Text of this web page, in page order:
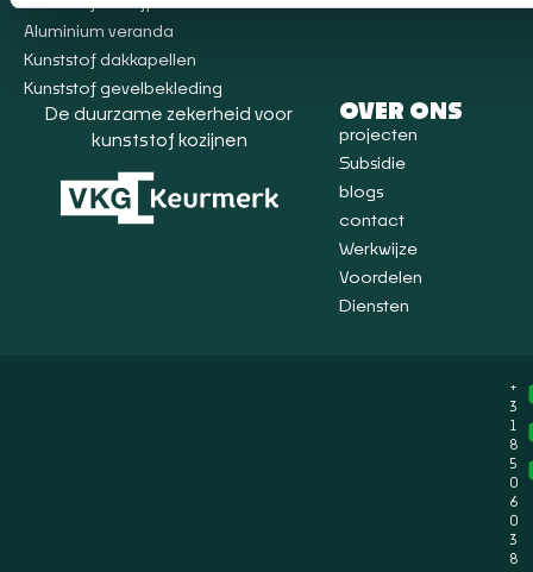
Aluminium veranda
Kunststof dakkapellen
Kunststof gevelbekleding
De duurzame zekerheid voor
kunststof kozijnen
OVER ONS
projecten
Subsidie
blogs
contact
Werkwijze
Voordelen
Diensten
+
3
8
5
0
6
0
3
8